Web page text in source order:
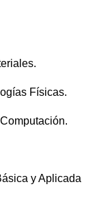
Físicas.
y Aplicada